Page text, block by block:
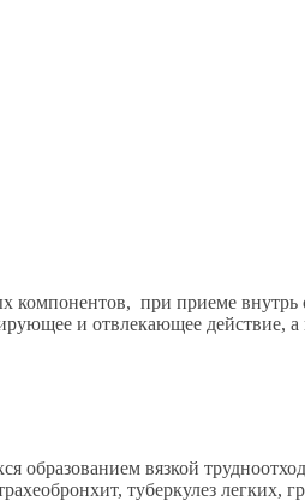
компонентов, при приеме
и отвлекающее
образованием вязкой
туберкулез легких,